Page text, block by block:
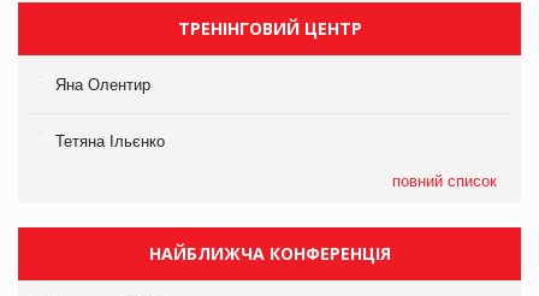
ТРЕНІНГОВИЙ ЦЕНТР
Яна Олентир
Тетяна Ільєнко
повний список
НАЙБЛИЖЧА КОНФЕРЕНЦІЯ